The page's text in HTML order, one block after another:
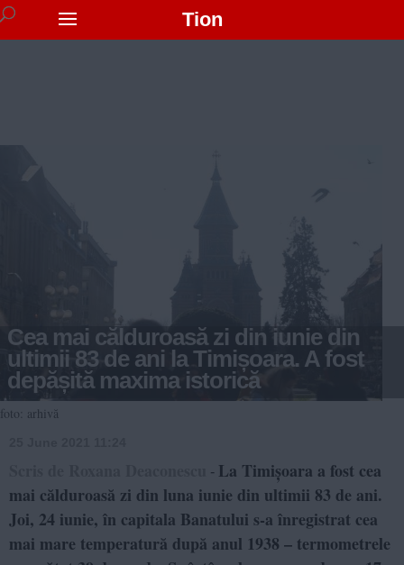
Tion
Cea mai călduroasă zi din iunie din
ultimii 83 de ani la Timișoara. A fost
depășită maxima istorică
foto: arhivă
- La Timișoara a fost cea
mai călduroasă zi din luna iunie din ultimii 83 de ani.
Joi, 24 iunie, în capitala Banatului s-a înregistrat cea
mai mare temperatură după anul 1938 – termometrele